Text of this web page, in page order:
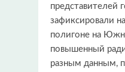
представителей
зафиксировали
полигоне на
повышенный
разным данным,